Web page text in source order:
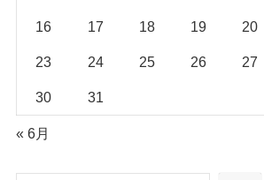
16 17 18 19 20
23 24 25 26 27
30 31
« 6月